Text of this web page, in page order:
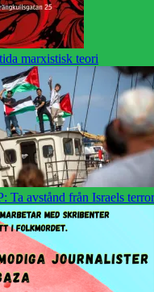
marxistisk teori
Ta avstånd från Israels terror